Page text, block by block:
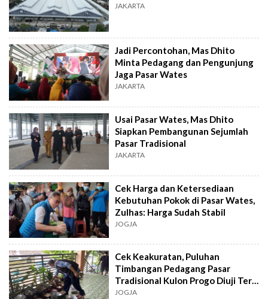
JAKARTA
Jadi Percontohan, Mas Dhito
Minta Pedagang dan Pengunjung
Jaga Pasar Wates
JAKARTA
Usai Pasar Wates, Mas Dhito
Siapkan Pembangunan Sejumlah
Pasar Tradisional
JAKARTA
Cek Harga dan Ketersediaan
Kebutuhan Pokok di Pasar Wates,
Zulhas: Harga Sudah Stabil
JOGJA
Cek Keakuratan, Puluhan
Timbangan Pedagang Pasar
Tradisional Kulon Progo Diuji Tera
Ulang
JOGJA